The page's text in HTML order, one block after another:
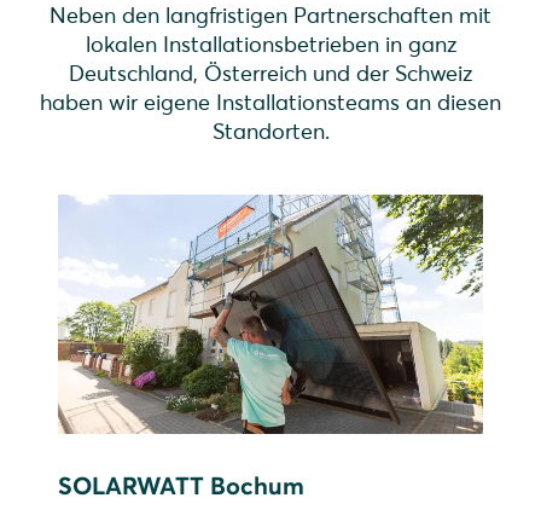
Neben den langfristigen Partnerschaften mit
lokalen Installationsbetrieben in ganz
Deutschland, Österreich und der Schweiz
haben wir eigene Installationsteams an diesen
Standorten.
SOLARWATT Bochum